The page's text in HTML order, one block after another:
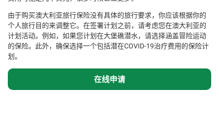
由于购买澳大利亚旅行保险没有具体的旅行要求，你应该根据你的
个人旅行目的来调整它。在签署计划之前，请考虑您在澳大利亚的
计划活动。例如，如果您计划在大堡礁潜水，请选择涵盖冒险运动
的保险。此外，确保选择一个包括潜在COVID-19治疗费用的保险计
划。
在线申请